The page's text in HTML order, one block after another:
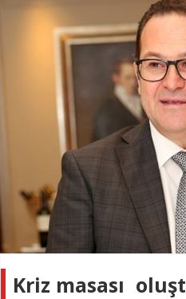
Kriz masası